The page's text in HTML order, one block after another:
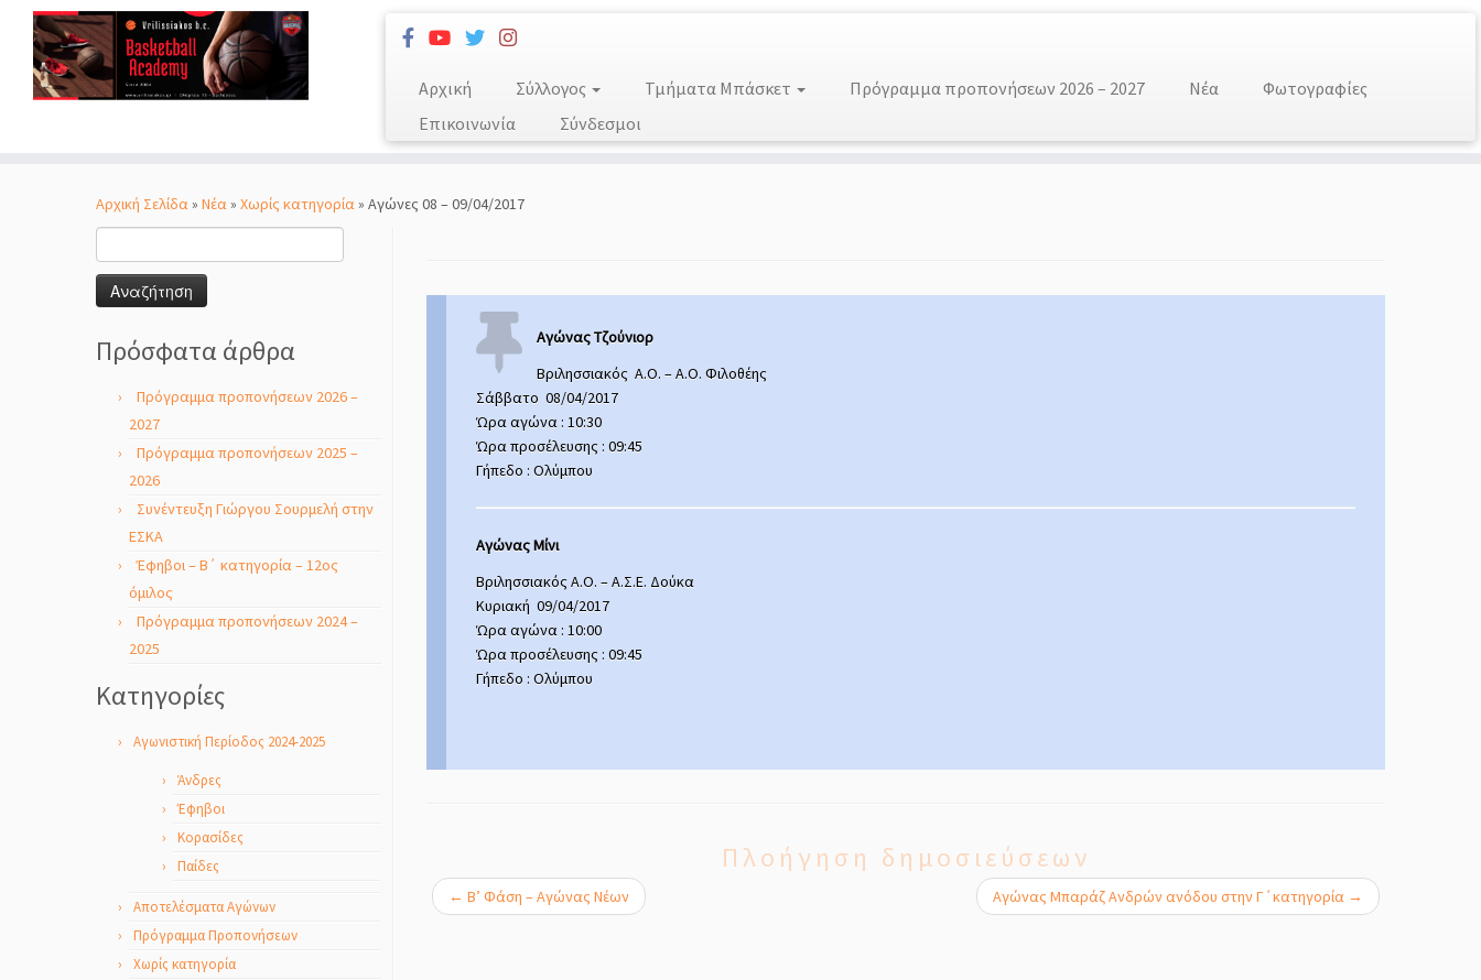
Αρχική Σύλλογος Τμήματα Μπάσκετ Πρόγραμμα προπονήσεων 2026 – 2027 Νέα
Φωτογραφίες
Επικοινωνία
Σύνδεσμοι
Αρχική Σελίδα» Νέα» Χωρίς κατηγορία» Αγώνες 08 – 09/04/2017
για:
Πρόσφατα άρθρα
Πρόγραμμα προπονήσεων 2026 –
2027
Πρόγραμμα προπονήσεων 2025 –
2026
Συνέντευξη Γιώργου Σουρμελή στην
ΕΣΚΑ
Έφηβοι – Β΄ κατηγορία – 12ος
όμιλος
Πρόγραμμα προπονήσεων 2024 –
2025
Kατηγορίες
Αγωνιστική Περίοδος 2024-2025
Άνδρες
Έφηβοι
Κορασίδες
Παίδες
Αποτελέσματα Αγώνων
Πρόγραμμα Προπονήσεων
Χωρίς κατηγορία
Αγώνας Τζούνιορ
Βριλησσιακός Α.Ο. – Α.Ο. Φιλοθέης
Σάββατο 08/04/2017
Ώρα αγώνα : 10:30
Ώρα προσέλευσης : 09:45
Γήπεδο : Ολύμπου
Αγώνας Μίνι
Βριλησσιακός Α.Ο. – Α.Σ.Ε. Δούκα
Κυριακή 09/04/2017
Ώρα αγώνα : 10:00
Ώρα προσέλευσης : 09:45
Γήπεδο : Ολύμπου
Πλοήγηση δημοσιεύσεων
← Β’ Φάση – Αγώνας Νέων Αγώνας Μπαράζ Ανδρών ανόδου στην Γ΄κατηγορία →